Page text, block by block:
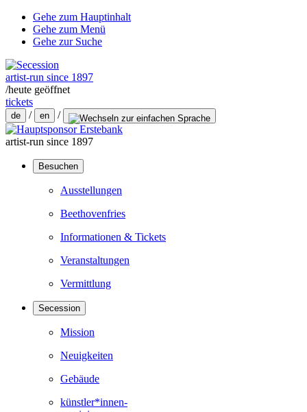
Gehe zum Hauptinhalt
Gehe zum Menü
Gehe zur Suche
artist-run since 1897
/heute geöffnet
tickets
de / en /
artist-run since 1897
Besuchen
Ausstellungen
Beethovenfries
Informationen & Tickets
Veranstaltungen
Vermittlung
Secession
Mission
Neuigkeiten
Gebäude
künstler*innen-